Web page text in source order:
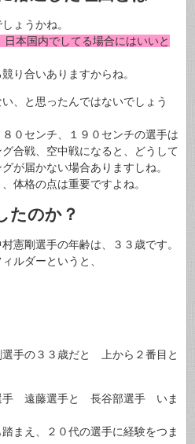
ょうかね。
本国内でしてる場合にはいいと
り合いありますからね。
、と思ったんではないでしょう
０センチ、１９０センチの選手は
合戦、空中戦になると、どうして
が届かない場合ありますしね。
体格の点は重要ですよね。
たのか？
憲剛選手の年齢は、３３歳です。
ルダーというと、
選手の３３歳だと 上から２番目と
手 遠藤選手と 長谷部選手 いま
まえ、２０代の選手に経験をつま